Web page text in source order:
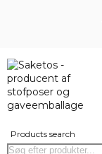
Products search